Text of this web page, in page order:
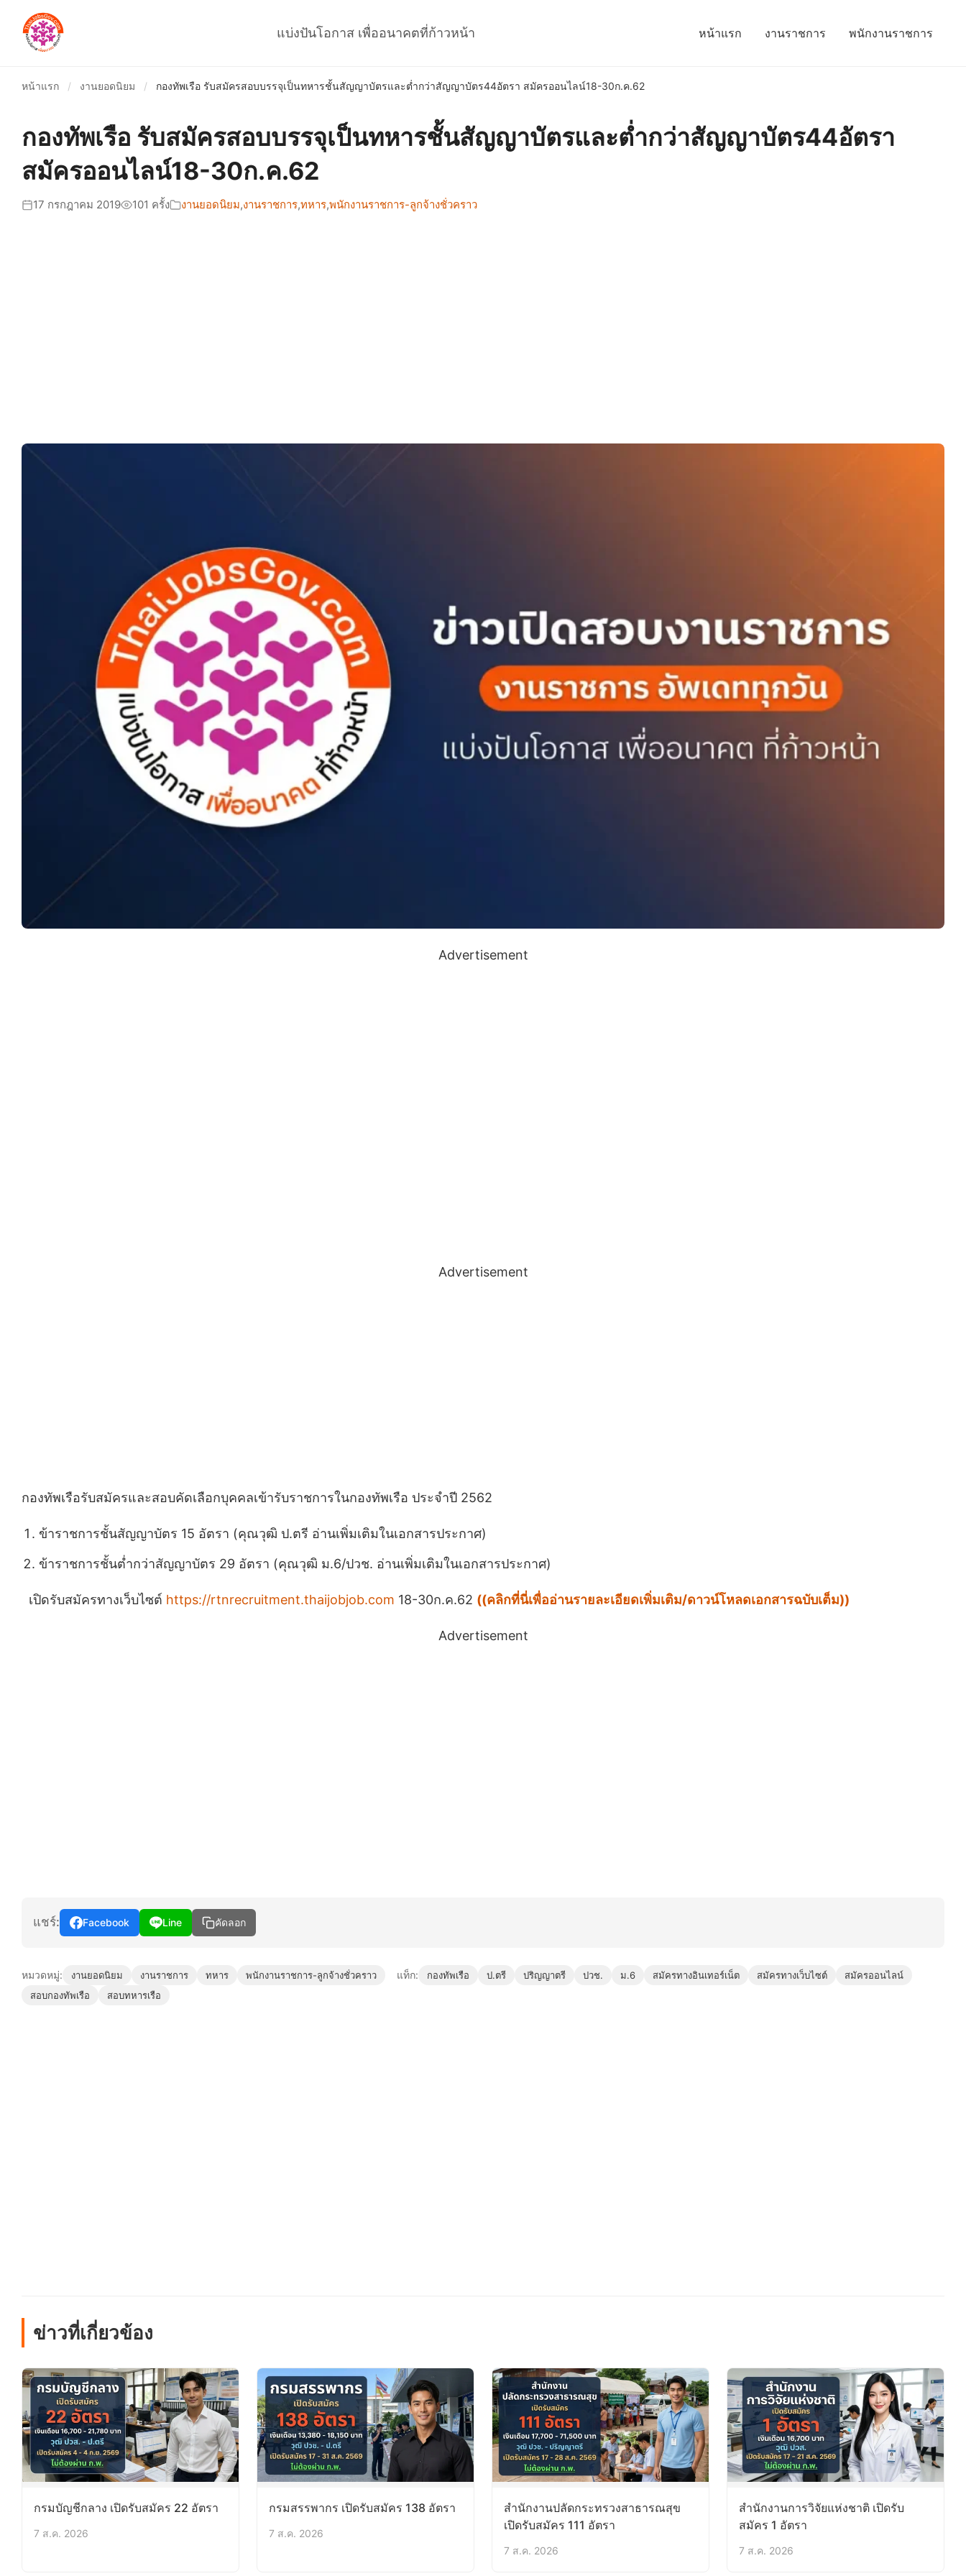
แบ่งปันโอกาส เพื่ออนาคตที่ก้าวหน้า หน้าแรก งานราชการ พนักงานราชการ
หน้าแรก / งานยอดนิยม / กองทัพเรือ รับสมัครสอบบรรจุเป็นทหารชั้นสัญญาบัตรและต่ำกว่าสัญญาบัตร44อัตรา สมัครออนไลน์18-30ก.ค.62
กองทัพเรือ รับสมัครสอบบรรจุเป็นทหารชั้นสัญญาบัตรและต่ำกว่าสัญญาบัตร44อัตรา
สมัครออนไลน์18-30ก.ค.62
17 กรกฎาคม 2019 101 ครั้ง งานยอดนิยม,งานราชการ,ทหาร,พนักงานราชการ-ลูกจ้างชั่วคราว
Advertisement
Advertisement
กองทัพเรือรับสมัครและสอบคัดเลือกบุคคลเข้ารับราชการในกองทัพเรือ ประจำปี 2562
ข้าราชการชั้นสัญญาบัตร 15 อัตรา (คุณวุฒิ ป.ตรี อ่านเพิ่มเติมในเอกสารประกาศ)
ข้าราชการชั้นต่ำกว่าสัญญาบัตร 29 อัตรา (คุณวุฒิ ม.6/ปวช. อ่านเพิ่มเติมในเอกสารประกาศ)
เปิดรับสมัครทางเว็บไซต์ https://rtnrecruitment.thaijobjob.com 18-30ก.ค.62 ((คลิกที่นี่เพื่ออ่านรายละเอียดเพิ่มเติม/ดาวน์โหลดเอกสารฉบับเต็ม))
Advertisement
แชร์: Facebook Line คัดลอก
หมวดหมู่: งานยอดนิยม งานราชการ ทหาร พนักงานราชการ-ลูกจ้างชั่วคราว แท็ก: กองทัพเรือ ป.ตรี ปริญญาตรี ปวช. ม.6 สมัครทางอินเทอร์เน็ต สมัครทางเว็บไซต์
สมัครออนไลน์
สอบกองทัพเรือ
สอบทหารเรือ
ข่าวที่เกี่ยวข้อง
กรมบัญชีกลาง เปิดรับสมัคร 22 อัตรา
7 ส.ค. 2026
กรมสรรพากร เปิดรับสมัคร 138 อัตรา
7 ส.ค. 2026
สำนักงานปลัดกระทรวงสาธารณสุข
เปิดรับสมัคร 111 อัตรา
7 ส.ค. 2026
สำนักงานการวิจัยแห่งชาติ เปิดรับ
สมัคร 1 อัตรา
7 ส.ค. 2026